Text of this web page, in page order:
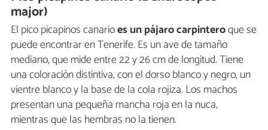
major)
El pico picapinos canarioes un pájaro carpinteroque se
puede encontrar en Tenerife. Es un ave de tamaño
mediano, que mide entre 22 y 26 cm de longitud. Tiene
una coloración distintiva, con el dorso blanco y negro, un
vientre blanco y la base de la cola rojiza. Los machos
presentan una pequeña mancha roja en la nuca,
mientras que las hembras no la tienen.